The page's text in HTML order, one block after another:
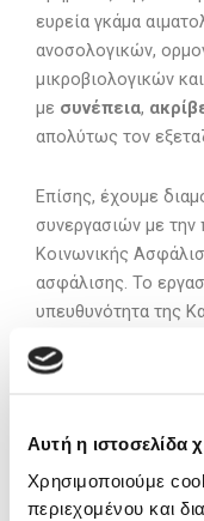
Αυτή η ιστοσελίδα
Χρησιμοποιούμε
περιεχομένου και
ευρεία γκάμα
ανοσολογικών,
μικροβιολογικών
με συνέπεια,
απολύτως τον
Επίσης, έχουμε
συνεργασιών με
Κοινωνικής
ασφάλισης. Το
υπευθυνότητα της